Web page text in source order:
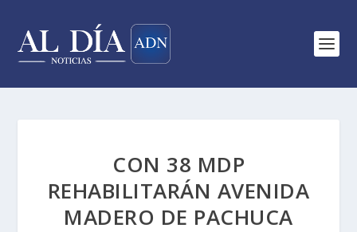
CON 38 MDP
REHABILITARÁN AVENIDA
MADERO DE PACHUCA